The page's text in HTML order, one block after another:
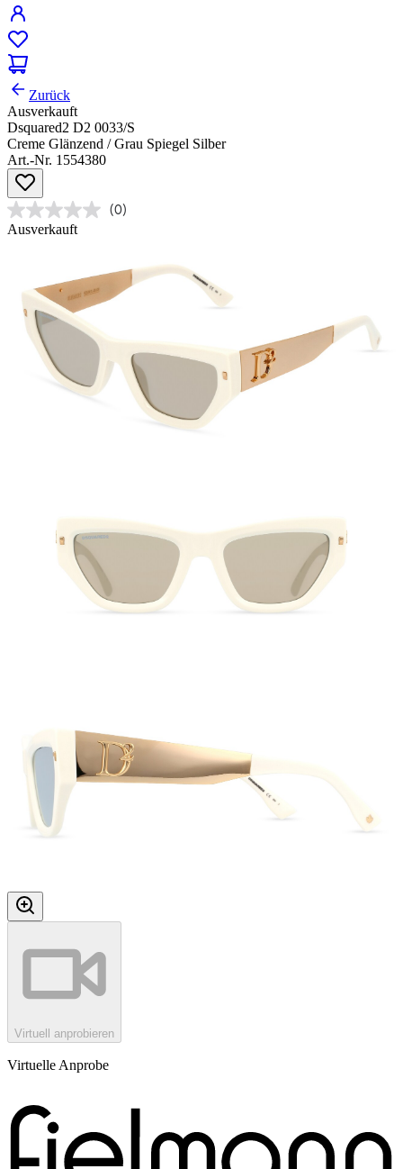
Zurück
Ausverkauft
Dsquared2 D2 0033/S
Creme Glänzend / Grau Spiegel Silber
Art.-Nr. 1554380
(0)
Ausverkauft
Virtuell anprobieren
Virtuelle Anprobe